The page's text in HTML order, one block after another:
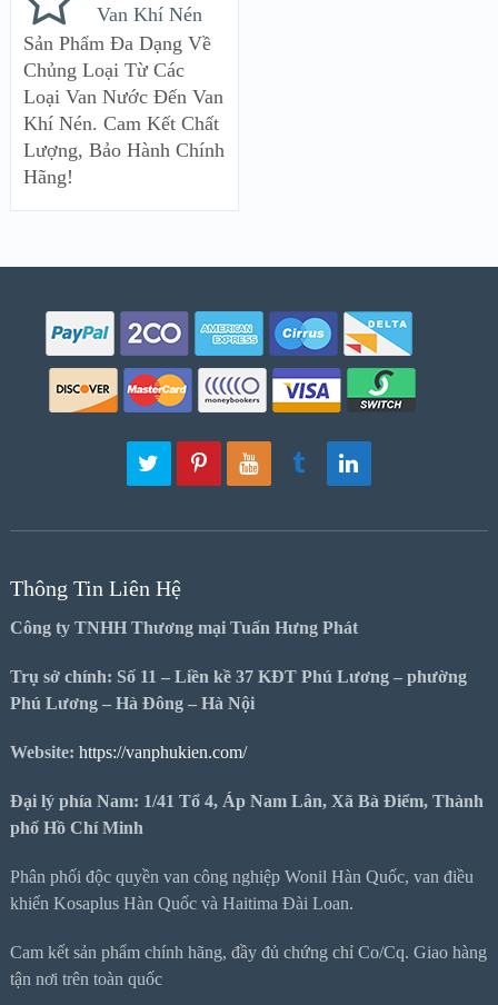
Van Khí Nén
Sản Phẩm Đa Dạng Về
Chủng Loại Từ Các
Loại Van Nước Đến Van
Khí Nén. Cam Kết Chất
Lượng, Bảo Hành Chính
Hãng!
Thông Tin Liên Hệ
Công ty TNHH Thương mại Tuấn Hưng Phát
Trụ sở chính: Số 11 – Liền kề 37 KĐT Phú Lương – phường
Phú Lương – Hà Đông – Hà Nội
Website: https://vanphukien.com/
Đại lý phía Nam: 1/41 Tổ 4, Áp Nam Lân, Xã Bà Điểm, Thành
phố Hồ Chí Minh
Phân phối độc quyền van công nghiệp Wonil Hàn Quốc, van điều
khiển Kosaplus Hàn Quốc và Haitima Đài Loan.
Cam kết sản phẩm chính hãng, đầy đủ chứng chỉ Co/Cq. Giao hàng
tận nơi trên toàn quốc